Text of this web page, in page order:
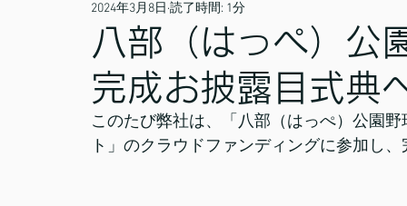
八部（はっぺ）
完成お披露目式典
2024年3月8日 読了時間: 1分
このたび弊社は、「八部（はっぺ）公園
ト」のクラウドファンディングに参加し